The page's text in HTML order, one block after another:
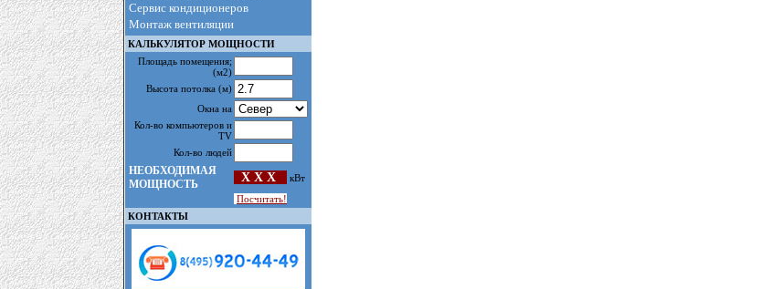
Сервис кондиционеров
Монтаж вентиляции
КАЛЬКУЛЯТОР МОЩНОСТИ
Площадь помещения;
(м2)
Высота потолка (м)
Окна на
Кол-во компьютеров и
TV
Кол-во людей
НЕОБХОДИМАЯ
МОЩНОСТЬ
X X X
кВт
Посчитать!
КОНТАКТЫ